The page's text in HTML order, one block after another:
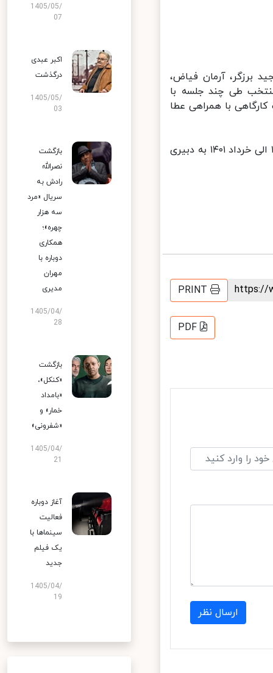
برزگر، آرمان فیاض،
طی چند جلسه با
با همراهی عطا
سیزدهمین دوره‌ جشنواره ملی دانشجویی فیلم کوتاه ‌ «سایه» از اسفند ۱۴۰۰ الی خرداد ۱۴۰۱ به دبیری
PRINT
PDF
ارسال نظر
1405/05/
07
اکبر عبدی
درگذشت
1405/05/
03
بازگشت
نصرالله
رادش به
سریال «مرد
سه هزار
چهره»؛
همکاری
دوباره با
مهران
مدیری
1405/04/
28
بازگشت
«کنکل»،
«بامداد
خمار» و
«شفرونی»
1405/04/
آغاز دوباره
فعالیت
سینماها با
یک فیلم
جدید
1405/04/
19